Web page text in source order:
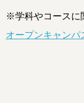
※学科やコースに
オープンキャンパ